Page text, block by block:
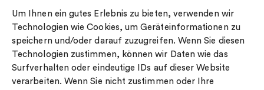
Um Ihnen ein gutes Erlebnis zu bieten, verwenden wir
Technologien wie Cookies, um Geräteinformationen zu
speichern und/oder darauf zuzugreifen. Wenn Sie diesen
Technologien zustimmen, können wir Daten wie das
Surfverhalten oder eindeutige IDs auf dieser Website
verarbeiten. Wenn Sie nicht zustimmen oder Ihre
Impressum
Ringgröße
Widerrufsrecht
Cookie-policy
Sekretesspolicy
Nordic Spectra